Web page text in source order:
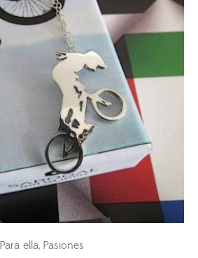
Para ella, Pasiones